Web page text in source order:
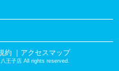
約 ｜アクセスマップ
王子店 All rights reserved.